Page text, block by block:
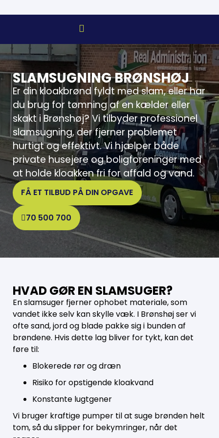
SLAMSUGNING BRØNSHØJ
Er din kloakbrønd fyldt med slam, eller har
du brug for tømning af en kælder eller
skakt i Brønshøj? Vi tilbyder professionel
slamsugning, der fjerner problemet
hurtigt og effektivt. Vi hjælper både
private husejere og boligforeninger med
at holde kloakken fri for affald og vand.
FÅ ET TILBUD PÅ DIN OPGAVE
70 500 700
HVAD GØR EN SLAMSUGER?
En slamsuger fjerner ophobet materiale, som
vandet ikke selv kan skylle væk. I Brønshøj ser vi
ofte sand, jord og blade pakke sig i bunden af
brøndene. Hvis dette lag bliver for tykt, kan det
føre til:
Blokerede rør og dræn
Risiko for opstigende kloakvand
Konstante lugtgener
Vi bruger kraftige pumper til at suge brønden helt
tom, så du slipper for bekymringer, når det